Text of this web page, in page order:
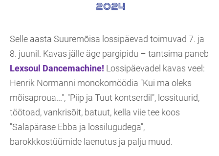
Selle aasta Suuremõisa lossipäevad toimuvad 7. ja
8. juunil. Kavas jälle äge pargipidu – tantsima paneb
Lexsoul Dancemachine! Lossipäevadel kavas veel:
Henrik Normanni monokomöödia "Kui ma oleks
mõisaproua...", "Piip ja Tuut kontserdil", lossituurid,
töötoad, vankrisõit, batuut, kella viie tee koos
"Salapärase Ebba ja lossilugudega",
barokkkostüümide laenutus ja palju muud.